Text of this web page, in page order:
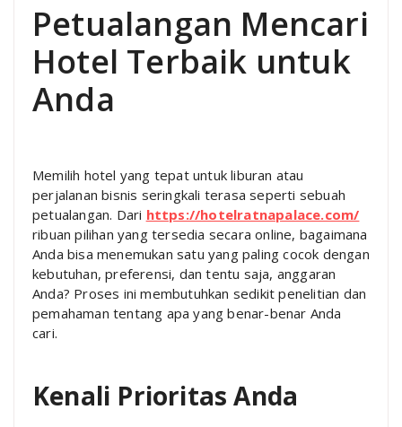
Petualangan Mencari
Hotel Terbaik untuk
Anda
Memilih hotel yang tepat untuk liburan atau
perjalanan bisnis seringkali terasa seperti sebuah
petualangan. Dari https://hotelratnapalace.com/
ribuan pilihan yang tersedia secara online, bagaimana
Anda bisa menemukan satu yang paling cocok dengan
kebutuhan, preferensi, dan tentu saja, anggaran
Anda? Proses ini membutuhkan sedikit penelitian dan
pemahaman tentang apa yang benar-benar Anda
cari.
Kenali Prioritas Anda